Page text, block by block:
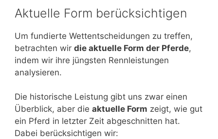
Aktuelle Form berücksichtigen
Um fundierte Wettentscheidungen zu treffen,
betrachten wir die aktuelle Form der Pferde,
indem wir ihre jüngsten Rennleistungen
analysieren.
Die historische Leistung gibt uns zwar einen
Überblick, aber die aktuelle Form zeigt, wie gut
ein Pferd in letzter Zeit abgeschnitten hat.
Dabei berücksichtigen wir: